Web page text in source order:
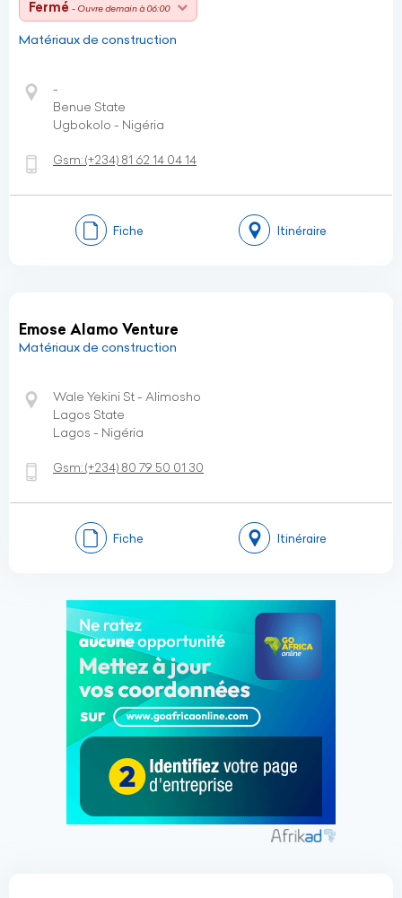
Fermé - Ouvre demain à 06:00
Matériaux de construction
-
Benue State
Ugbokolo - Nigéria
Gsm:(+234) 81 62 14 04 14
Fiche Itinéraire
Emose Alamo Venture
Matériaux de construction
Wale Yekini St - Alimosho
Lagos State
Lagos - Nigéria
Gsm:(+234) 80 79 50 01 30
Fiche Itinéraire